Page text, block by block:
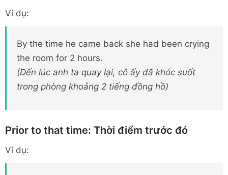
Ví dụ:
By the time he came back she had been crying
the room for 2 hours.
(Đến lúc anh ta quay lại, cô ấy đã khóc suốt
trong phòng khoảng 2 tiếng đồng hồ)
Prior to that time: Thời điểm trước đó
Ví dụ: